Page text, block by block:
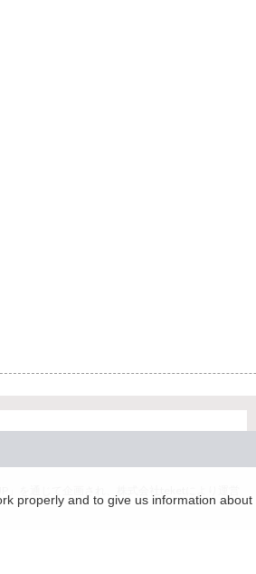
properly and to give us information